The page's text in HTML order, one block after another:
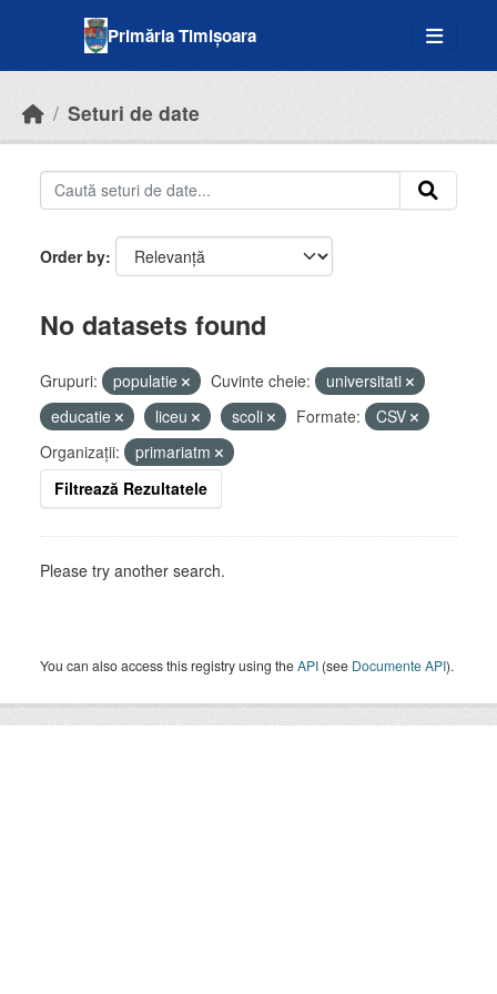
Primăria Timișoara
Seturi de date
Order by
No datasets found
Grupuri: populatie Cuvinte cheie:
universitati
educatie
liceu scoli Formate:
CSV
Organizații:
primariatm
Filtrează Rezultatele
Please try another search.
You can also access this registry using theAPI (see Documente API).